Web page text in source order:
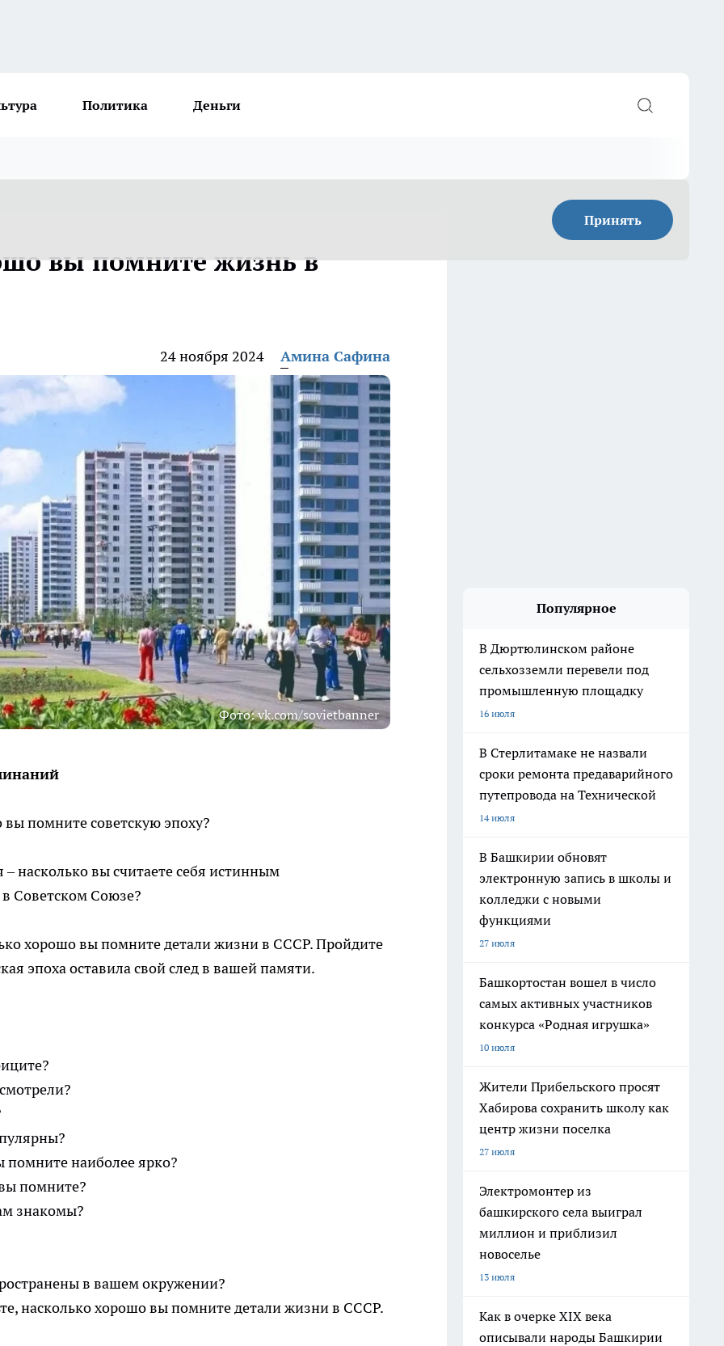
Политика Деньги
Принять
вы помните жизнь в
24 ноября 2024 Амина Сафина
Фото: vk.com/sovietbanner
помните советскую эпоху?
насколько вы считаете себя истинным
Советском Союзе?
хорошо вы помните детали жизни в СССР. Пройдите
эпоха оставила свой след в вашей памяти.
помните наиболее ярко?
помните?
знакомы?
в вашем окружении?
насколько хорошо вы помните детали жизни в СССР.
Популярное
В Дюртюлинском районе
сельхозземли перевели под
промышленную площадку
16 июля
В Стерлитамаке не назвали
сроки ремонта предаварийного
путепровода на Технической
14 июля
В Башкирии обновят
электронную запись в школы и
колледжи с новыми
функциями
27 июля
Башкортостан вошел в число
самых активных участников
конкурса «Родная игрушка»
10 июля
Жители Прибельского просят
Хабирова сохранить школу как
центр жизни поселка
27 июля
Электромонтер из
башкирского села выиграл
миллион и приблизил
новоселье
13 июля
Как в очерке XIX века
описывали народы Башкирии